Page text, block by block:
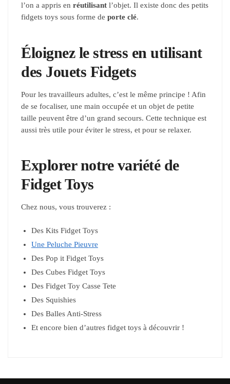
l’on a appris en réutilisant l’objet. Il existe donc des petits
fidgets toys sous forme de porte clé.
Éloignez le stress en utilisant
des Jouets Fidgets
Pour les travailleurs adultes, c’est le même principe ! Afin
de se focaliser, une main occupée et un objet de petite
taille peuvent être d’un grand secours. Cette technique est
aussi très utile pour éviter le stress, et pour se relaxer.
Explorer notre variété de
Fidget Toys
Chez nous, vous trouverez :
Des Kits Fidget Toys
Une Peluche Pieuvre
Des Pop it Fidget Toys
Des Cubes Fidget Toys
Des Fidget Toy Casse Tete
Des Squishies
Des Balles Anti-Stress
Et encore bien d’autres fidget toys à découvrir !